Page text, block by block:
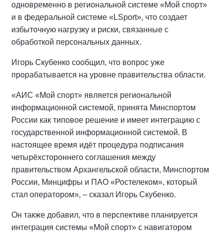
одновременно в региональной системе «Мой спорт»
и в федеральной системе «LSport», что создает
избыточную нагрузку и риски, связанные с
обработкой персональных данных.
Игорь Скубенко сообщил, что вопрос уже
прорабатывается на уровне правительства области.
«АИС «Мой спорт» является региональной
информационной системой, принята Минспортом
России как типовое решение и имеет интеграцию с
государственной информационной системой. В
настоящее время идёт процедура подписания
четырёхстороннего соглашения между
правительством Архангельской области, Минспортом
России, Минцифры и ПАО «Ростелеком», который
стал оператором», – сказал Игорь Скубенко.
Он также добавил, что в перспективе планируется
интеграция системы «Мой спорт» с навигатором